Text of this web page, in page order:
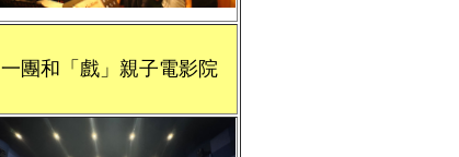
一團和「戲」親子電影院